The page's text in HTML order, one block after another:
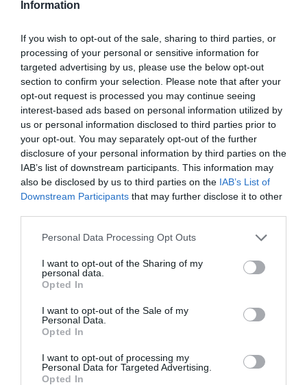
Information
If you wish to opt-out of the sale, sharing to third parties, or
processing of your personal or sensitive information for
targeted advertising by us, please use the below opt-out
section to confirm your selection. Please note that after your
opt-out request is processed you may continue seeing
interest-based ads based on personal information utilized by
us or personal information disclosed to third parties prior to
your opt-out. You may separately opt-out of the further
disclosure of your personal information by third parties on the
IAB’s list of downstream participants. This information may
also be disclosed by us to third parties on the IAB’s List of
Downstream Participants that may further disclose it to other
Please note that this website/app uses one or more Google
not limited to your visit or usage behaviour. You may click to
grant or deny consent to Google and its third-party tags to
use your data for below specified purposes in below Google
consent section.
Personal Data Processing Opt Outs
I want to opt-out of the Sharing of my
personal data.
Opted In
I want to opt-out of the Sale of my
Personal Data.
Opted In
I want to opt-out of processing my
Personal Data for Targeted Advertising.
Opted In
Σύλληψη γυναίκας για την φωτιά
στη Σκύρο
Συνελήφθη το βράδυ της Πέμπτης από το ανακριτικό
τμήμα της Πυροσβεστικής 63χρονη ως υπαίτια της
πυρκαγιάς που ξέσπασε από γεννήτρια που
χρησιμοποιούσε για να λειτουργεί κουζίνα σε
αποθήκη, σύμφωνα με αποκλειστι...
23:38 | 06 Αυγούστου 2026 Ελλάδα